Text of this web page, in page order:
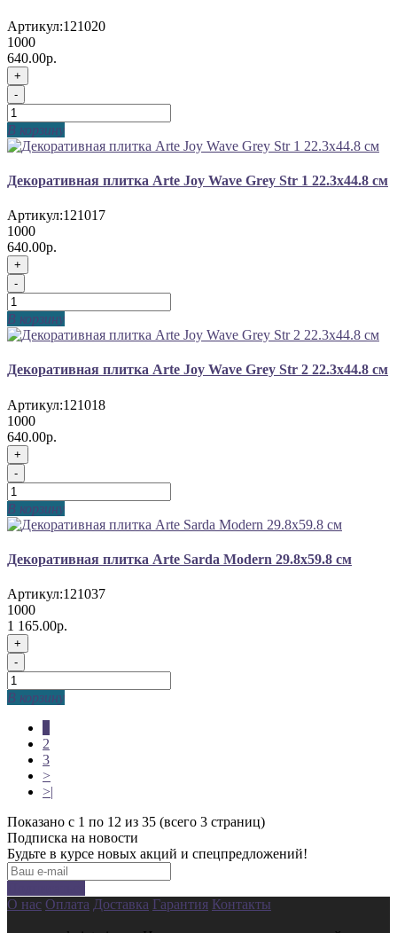
Артикул:121020
1000
640.00р.
+
-
В корзину
Декоративная плитка Arte Joy Wave Grey Str 1 22.3x44.8 см
Артикул:121017
1000
640.00р.
+
-
В корзину
Декоративная плитка Arte Joy Wave Grey Str 2 22.3x44.8 см
Артикул:121018
1000
640.00р.
+
-
В корзину
Декоративная плитка Arte Sarda Modern 29.8x59.8 см
Артикул:121037
1000
1 165.00р.
+
-
В корзину
2
3
>
>|
Показано с 1 по 12 из 35 (всего 3 страниц)
Подписка на новости
Будьте в курсе новых акций и спецпредложений!
О нас Оплата Доставка Гарантия Контакты